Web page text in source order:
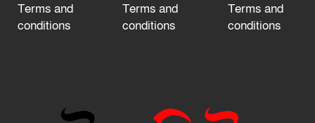
Terms and
conditions
Terms and
conditions
Terms and
conditions